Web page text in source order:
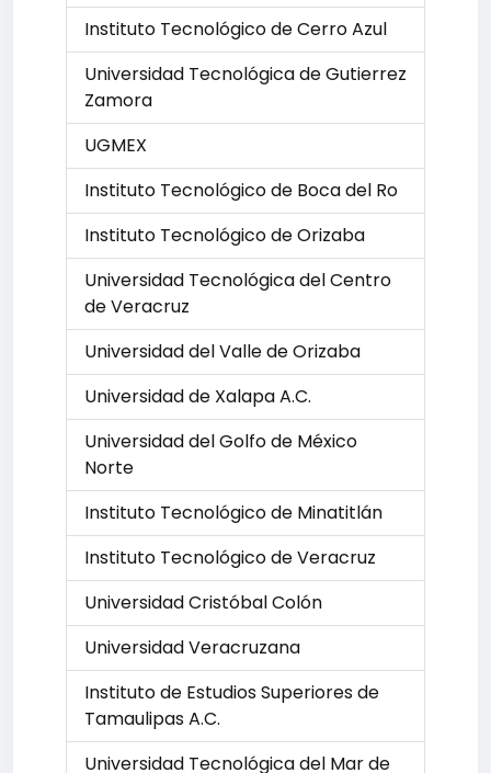
Instituto Tecnológico de Cerro Azul
Universidad Tecnológica de Gutierrez
Zamora
UGMEX
Instituto Tecnológico de Boca del Ro
Instituto Tecnológico de Orizaba
Universidad Tecnológica del Centro
de Veracruz
Universidad del Valle de Orizaba
Universidad de Xalapa A.C.
Universidad del Golfo de México
Norte
Instituto Tecnológico de Minatitlán
Instituto Tecnológico de Veracruz
Universidad Cristóbal Colón
Universidad Veracruzana
Instituto de Estudios Superiores de
Tamaulipas A.C.
Universidad Tecnológica del Mar de